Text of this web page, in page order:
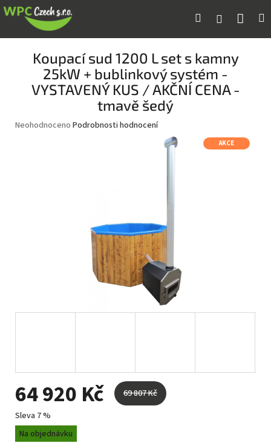
Přejít
na
Hledat Přihlášení
Koupací sud 1200 L set s kamny
25kW + bublinkový systém -
VYSTAVENÝ KUS / AKČNÍ CENA -
tmavě šedý
Průměrné
Neohodnoceno Podrobnosti hodnocení
AKCE
64 920 Kč
69 807 Kč
Sleva 7 %
Měrná
cena:
Na objednávku